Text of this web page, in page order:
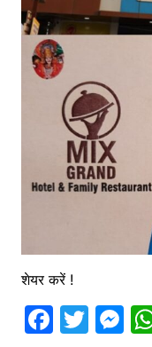
शेयर करें !
F T M